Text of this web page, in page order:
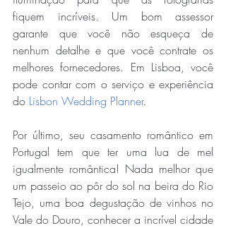
fiquem incríveis. Um bom assessor
garante que você não esqueça de
nenhum detalhe e que você contrate os
melhores fornecedores. Em Lisboa, você
pode contar com o serviço e experiência
do Lisbon Wedding Planner.
Por último, seu casamento romântico em
Portugal tem que ter uma lua de mel
igualmente romântica! Nada melhor que
um passeio ao pôr do sol na beira do Rio
Tejo, uma boa degustação de vinhos no
Vale do Douro, conhecer a incrível cidade